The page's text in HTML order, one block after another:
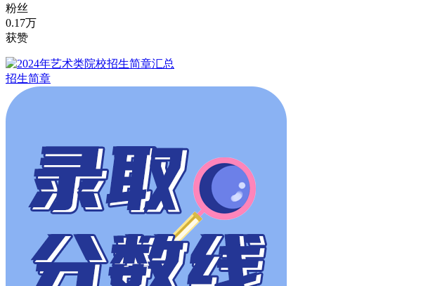
粉丝
0.17万
获赞
招生简章